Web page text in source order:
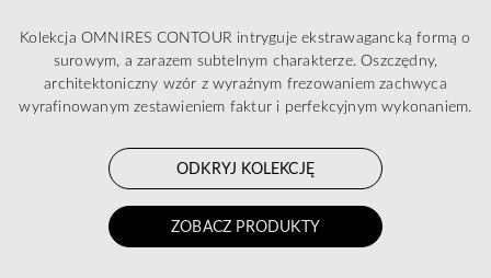
Kolekcja OMNIRES CONTOUR intryguje ekstrawagancką formą o
surowym, a zarazem subtelnym charakterze. Oszczędny,
architektoniczny wzór z wyraźnym frezowaniem zachwyca
wyrafinowanym zestawieniem faktur i perfekcyjnym wykonaniem.
ODKRYJ KOLEKCJĘ
ZOBACZ PRODUKTY